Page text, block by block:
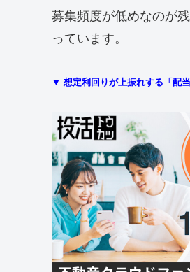
募集頻度が低めなのが
っています。
▼ 想定利回りが上振れする「配